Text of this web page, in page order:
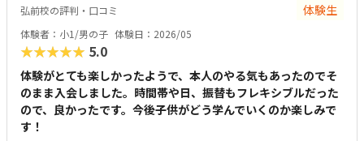
弘前校の評判・口コミ 体験生
体験者：小1/男の子 体験日：2026/05
★★★★★ 5.0
体験がとても楽しかったようで、本人のやる気もあったのでそ
のまま入会しました。時間帯や日、振替もフレキシブルだった
ので、良かったです。今後子供がどう学んでいくのか楽しみで
す！